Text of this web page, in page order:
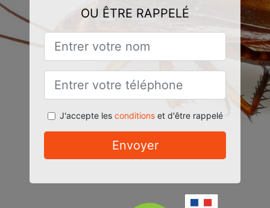
OU ÊTRE RAPPELÉ
J'accepte les conditionset d'être rappelé
Envoyer